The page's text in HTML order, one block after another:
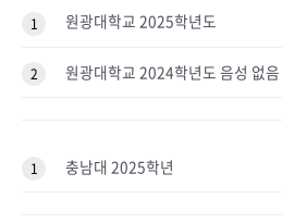
1 원광대학교 2025학년도
2 원광대학교 2024학년도 음성 없음
1 충남대 2025학년